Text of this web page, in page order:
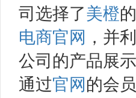
司选择了美橙的
电商官网 ，并
公司的产品展
通过官网 的会